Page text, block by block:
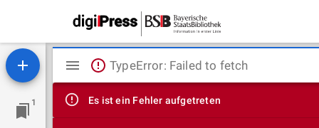
1
Mirador
Viewer
TypeError: Failed to fetch
Es ist ein Fehler aufgetreten